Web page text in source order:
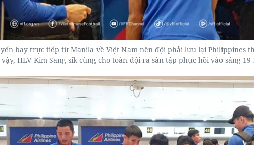
bay trực tiếp từ Manila về Việt Nam nên đội phải lưu lại Philippines
HLV Kim Sang-sik cũng cho toàn đội ra sân tập phục hồi vào sáng 19-